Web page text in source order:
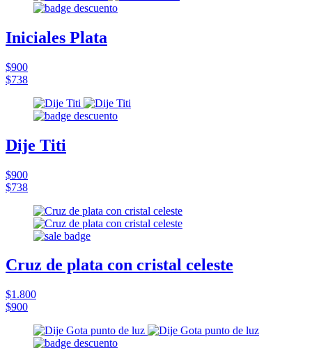
Iniciales Plata
$900
$738
Dije Titi
$900
$738
Cruz de plata con cristal celeste
$1.800
$900